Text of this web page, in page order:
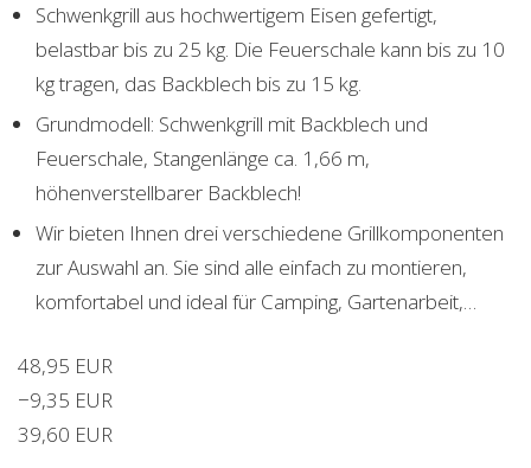
Schwenkgrill aus hochwertigem Eisen gefertigt,
belastbar bis zu 25 kg. Die Feuerschale kann bis zu 10
kg tragen, das Backblech bis zu 15 kg.
Grundmodell: Schwenkgrill mit Backblech und
Feuerschale, Stangenlänge ca. 1,66 m,
höhenverstellbarer Backblech!
Wir bieten Ihnen drei verschiedene Grillkomponenten
zur Auswahl an. Sie sind alle einfach zu montieren,
komfortabel und ideal für Camping, Gartenarbeit,…
48,95 EUR
−9,35 EUR
39,60 EUR